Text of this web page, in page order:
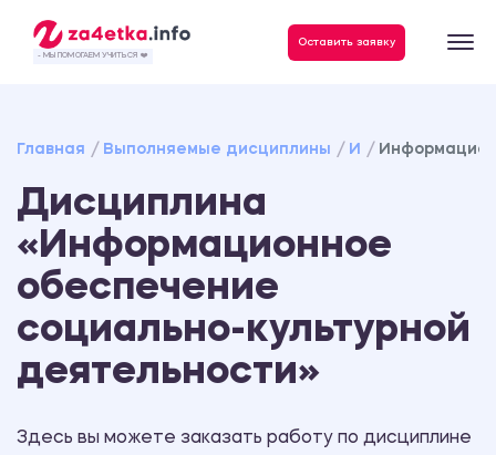
- МЫ ПОМОГАЕМ УЧИТЬСЯ ❤️
Оставить заявку
Главная Выполняемые дисциплины И
Дисциплина
«Информационное
обеспечение
социально-культурной
деятельности»
Здесь вы можете заказать работу по дисциплине